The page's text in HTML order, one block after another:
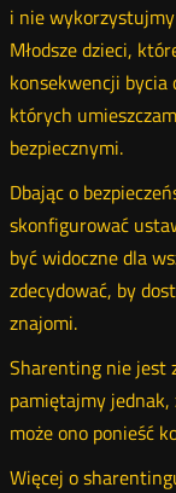
i nie
Młodsze dzieci,
konsekwencji
których
bezpiecznymi.
Dbając o
skonfigurować
być widoczne dla
zdecydować, by
znajomi.
Sharenting nie jest
pamiętajmy jednak,
może ono ponieść
Więcej o